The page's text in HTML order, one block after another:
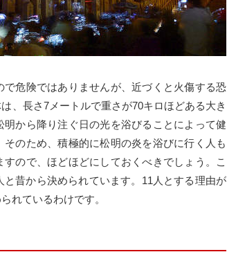
危険ではありませんが、近づくと火傷する恐
、長さ7メートルで重さが70キロほどある大き
から降り注ぐ日の光を浴びることによって健
のため、積極的に松明の炎を浴びに行く人も
ので、ほどほどにしておくべきでしょう。こ
昔から決められています。11人とする理由が
れているわけです。